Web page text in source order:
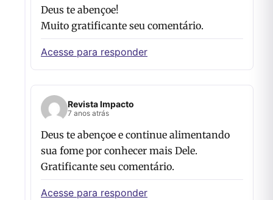
Deus te abençoe!
Muito gratificante seu comentário.
Acesse para responder
Revista Impacto
7 anos atrás
Deus te abençoe e continue alimentando
sua fome por conhecer mais Dele.
Gratificante seu comentário.
Acesse para responder